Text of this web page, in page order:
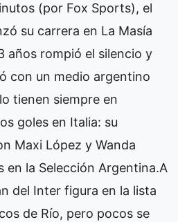
(por Fox Sports), el
su carrera en La Masía
años rompió el silencio y
con un medio argentino
tienen siempre en
goles en Italia: su
Maxi López y Wanda
en la Selección Argentina.A
del Inter figura en la lista
de Río, pero pocos se